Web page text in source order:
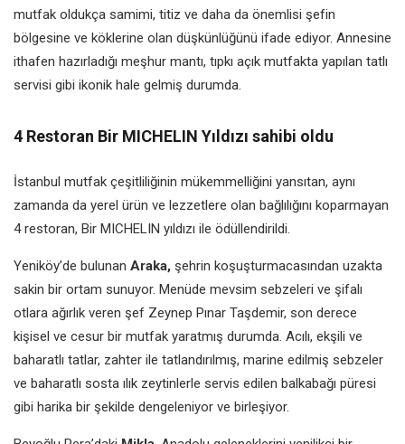
mutfak oldukça samimi, titiz ve daha da önemlisi şefin
bölgesine ve köklerine olan düşkünlüğünü ifade ediyor. Annesine
ithafen hazırladığı meşhur mantı, tıpkı açık mutfakta yapılan tatlı
servisi gibi ikonik hale gelmiş durumda.
4 Restoran Bir MICHELIN Yıldızı sahibi oldu
İstanbul mutfak çeşitliliğinin mükemmelliğini yansıtan, aynı
zamanda da yerel ürün ve lezzetlere olan bağlılığını koparmayan
4 restoran, Bir MICHELIN yıldızı ile ödüllendirildi.
Yeniköy’de bulunan Araka, şehrin koşuşturmacasından uzakta
sakin bir ortam sunuyor. Menüde mevsim sebzeleri ve şifalı
otlara ağırlık veren şef Zeynep Pınar Taşdemir, son derece
kişisel ve cesur bir mutfak yaratmış durumda. Acılı, ekşili ve
baharatlı tatlar, zahter ile tatlandırılmış, marine edilmiş sebzeler
ve baharatlı sosta ılık zeytinlerle servis edilen balkabağı püresi
gibi harika bir şekilde dengeleniyor ve birleşiyor.